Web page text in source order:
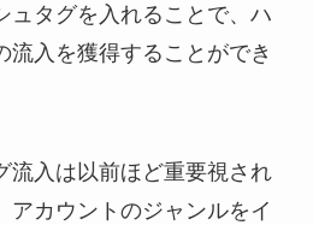
ュタグを入れることで、ハ
流入を獲得することができ
流入は以前ほど重要視され
アカウントのジャンルをイ